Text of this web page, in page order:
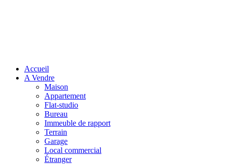
Accueil
A Vendre
Maison
Appartement
Flat-studio
Bureau
Immeuble de rapport
Terrain
Garage
Local commercial
Étranger